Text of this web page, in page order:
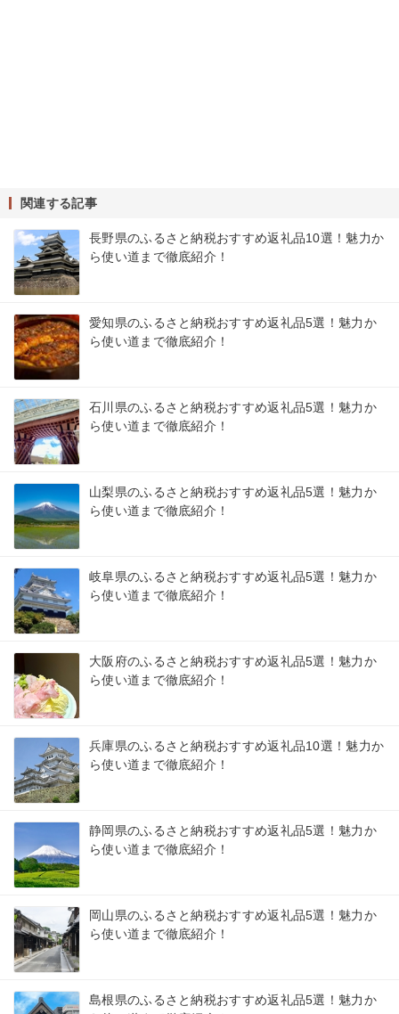
関連する記事
長野県のふるさと納税おすすめ返礼品10選！魅力か
ら使い道まで徹底紹介！
愛知県のふるさと納税おすすめ返礼品5選！魅力か
ら使い道まで徹底紹介！
石川県のふるさと納税おすすめ返礼品5選！魅力か
ら使い道まで徹底紹介！
山梨県のふるさと納税おすすめ返礼品5選！魅力か
ら使い道まで徹底紹介！
岐阜県のふるさと納税おすすめ返礼品5選！魅力か
ら使い道まで徹底紹介！
大阪府のふるさと納税おすすめ返礼品5選！魅力か
ら使い道まで徹底紹介！
兵庫県のふるさと納税おすすめ返礼品10選！魅力か
ら使い道まで徹底紹介！
静岡県のふるさと納税おすすめ返礼品5選！魅力か
ら使い道まで徹底紹介！
岡山県のふるさと納税おすすめ返礼品5選！魅力か
ら使い道まで徹底紹介！
島根県のふるさと納税おすすめ返礼品5選！魅力か